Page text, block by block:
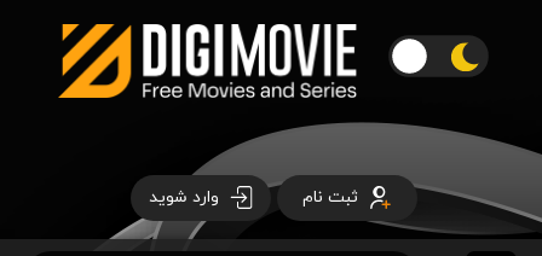
ثبت نام وارد شوید